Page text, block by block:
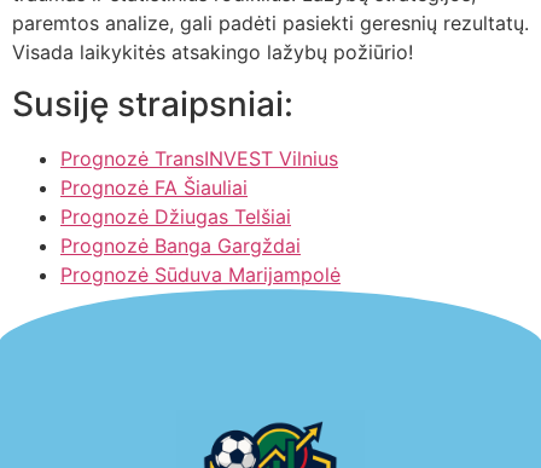
paremtos analize, gali padėti pasiekti geresnių rezultatų.
Visada laikykitės atsakingo lažybų požiūrio!
Susiję straipsniai:
Prognozė TransINVEST Vilnius
Prognozė FA Šiauliai
Prognozė Džiugas Telšiai
Prognozė Banga Gargždai
Prognozė Sūduva Marijampolė